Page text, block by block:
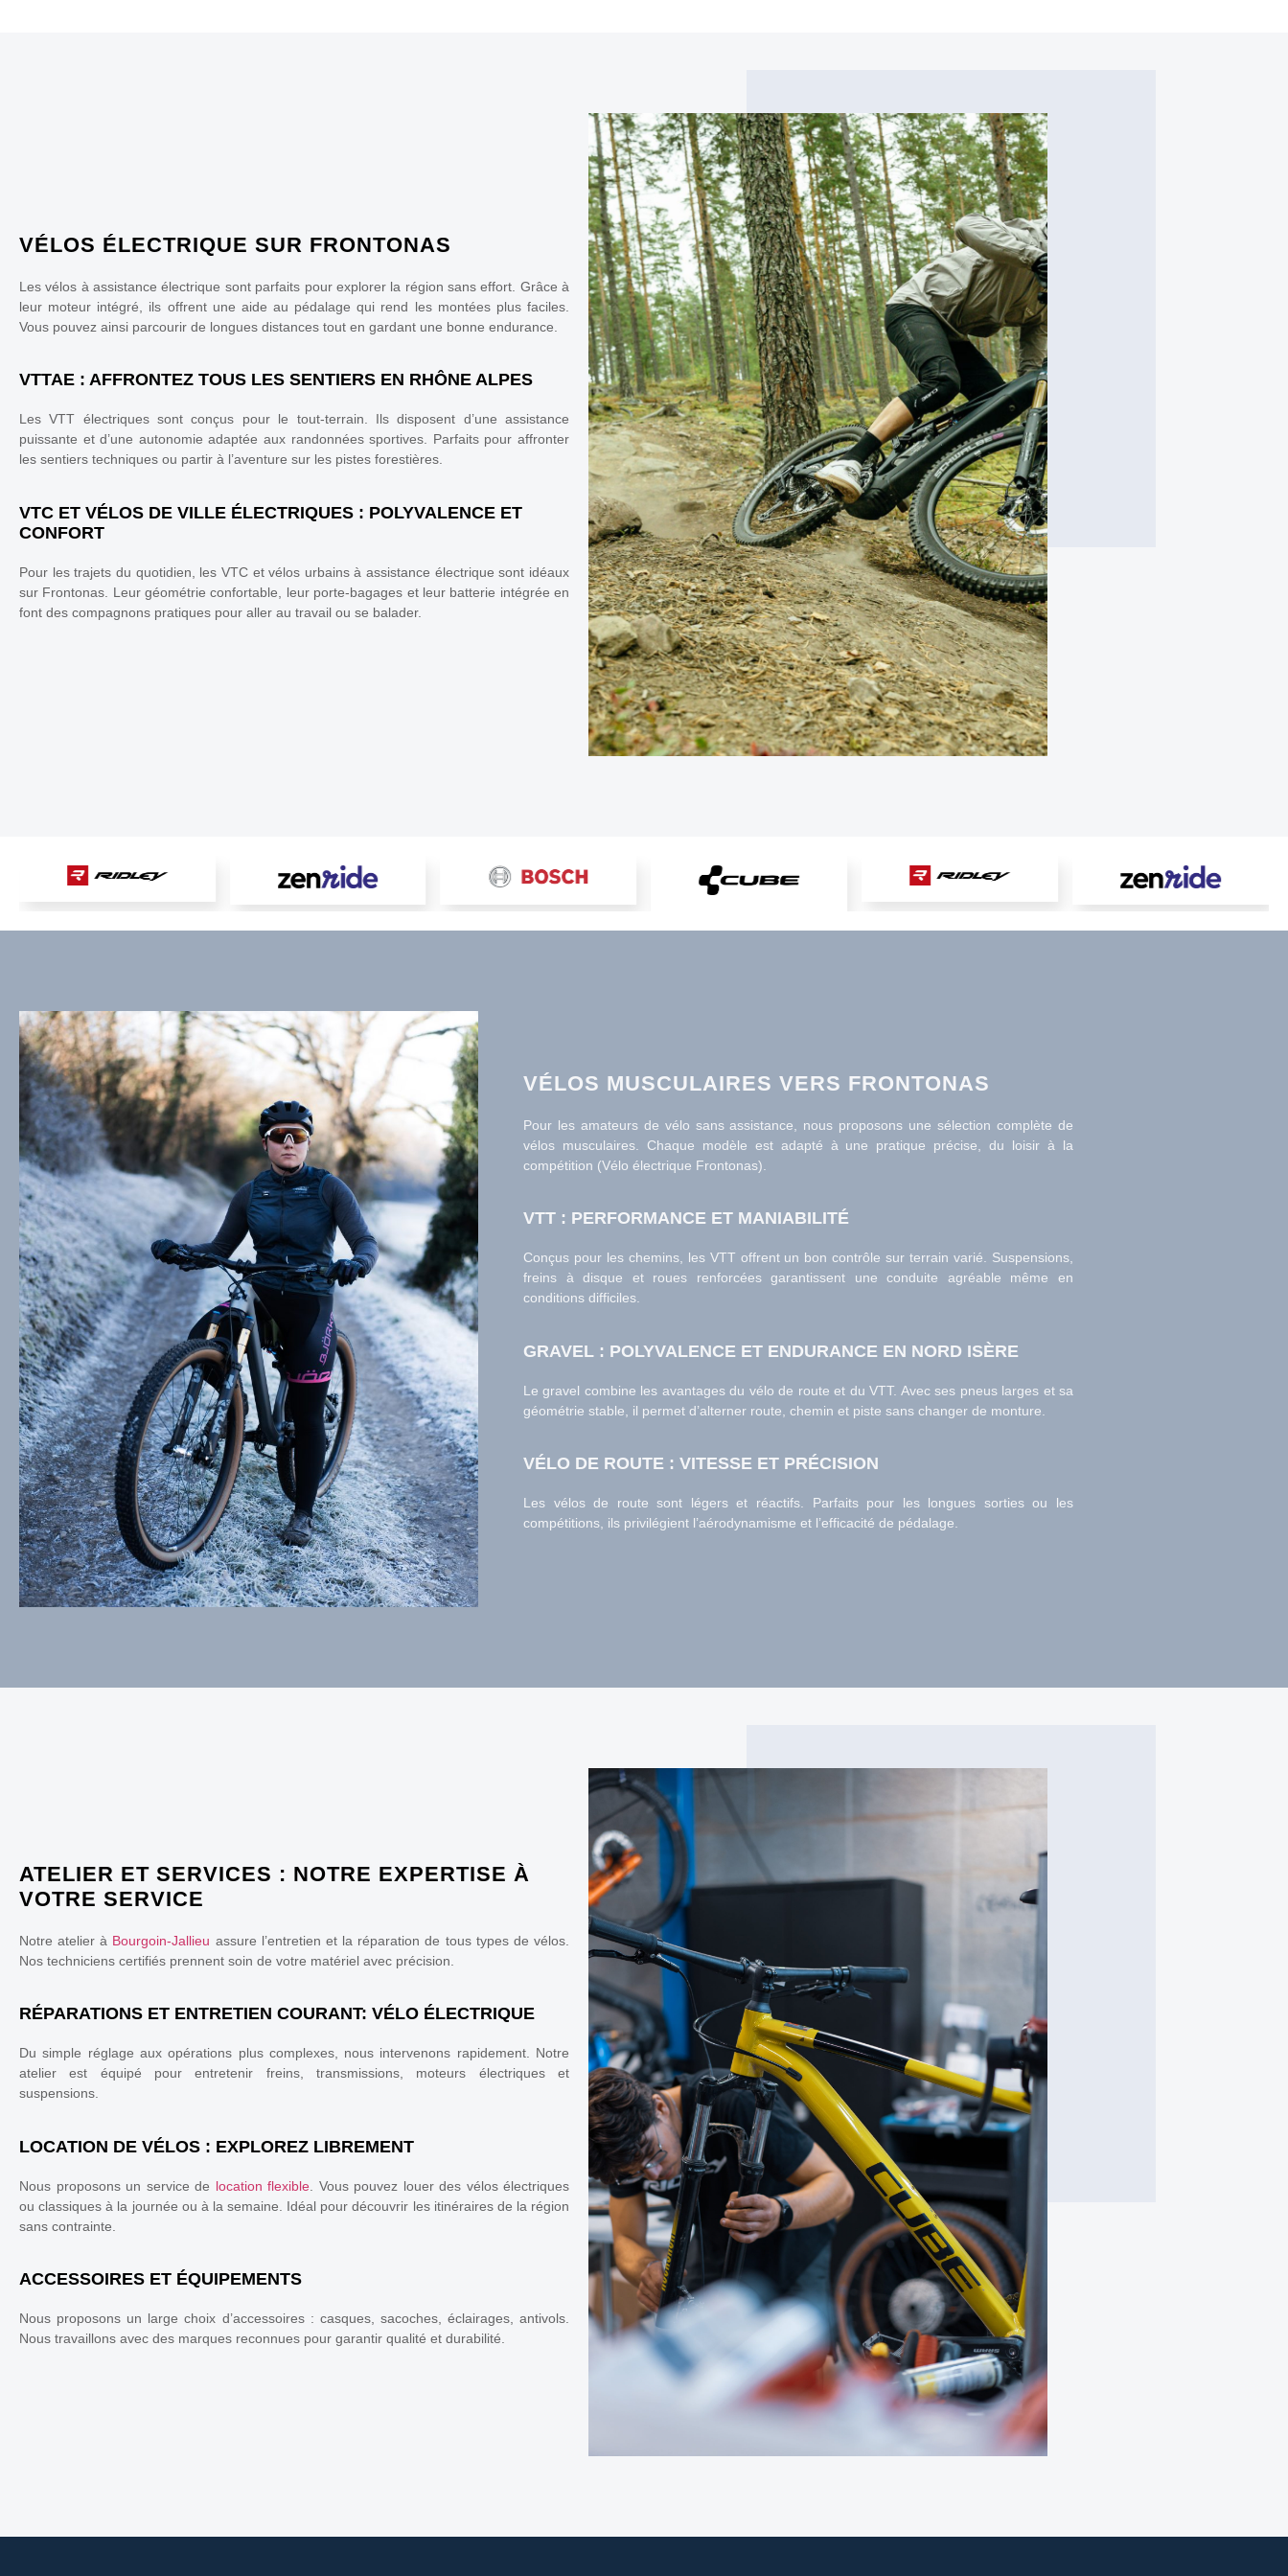
VÉLOS ÉLECTRIQUE SUR FRONTONAS
Les vélos à assistance électrique sont parfaits pour explorer la région sans effort. Grâce à
leur moteur intégré, ils offrent une aide au pédalage qui rend les montées plus faciles.
Vous pouvez ainsi parcourir de longues distances tout en gardant une bonne endurance.
VTTAE : AFFRONTEZ TOUS LES SENTIERS EN RHÔNE ALPES
Les VTT électriques sont conçus pour le tout-terrain. Ils disposent d’une assistance
puissante et d’une autonomie adaptée aux randonnées sportives. Parfaits pour affronter
les sentiers techniques ou partir à l’aventure sur les pistes forestières.
VTC ET VÉLOS DE VILLE ÉLECTRIQUES : POLYVALENCE ET
CONFORT
Pour les trajets du quotidien, les VTC et vélos urbains à assistance électrique sont idéaux
sur Frontonas. Leur géométrie confortable, leur porte-bagages et leur batterie intégrée en
font des compagnons pratiques pour aller au travail ou se balader.
VÉLOS MUSCULAIRES VERS FRONTONAS
Pour les amateurs de vélo sans assistance, nous proposons une sélection complète de
vélos musculaires. Chaque modèle est adapté à une pratique précise, du loisir à la
compétition (Vélo électrique Frontonas).
VTT : PERFORMANCE ET MANIABILITÉ
Conçus pour les chemins, les VTT offrent un bon contrôle sur terrain varié. Suspensions,
freins à disque et roues renforcées garantissent une conduite agréable même en
conditions difficiles.
GRAVEL : POLYVALENCE ET ENDURANCE EN NORD ISÈRE
Le gravel combine les avantages du vélo de route et du VTT. Avec ses pneus larges et sa
géométrie stable, il permet d’alterner route, chemin et piste sans changer de monture.
VÉLO DE ROUTE : VITESSE ET PRÉCISION
Les vélos de route sont légers et réactifs. Parfaits pour les longues sorties ou les
compétitions, ils privilégient l’aérodynamisme et l’efficacité de pédalage.
ATELIER ET SERVICES : NOTRE EXPERTISE À
VOTRE SERVICE
Notre atelier à Bourgoin-Jallieu assure l’entretien et la réparation de tous types de vélos.
Nos techniciens certifiés prennent soin de votre matériel avec précision.
RÉPARATIONS ET ENTRETIEN COURANT: VÉLO ÉLECTRIQUE
Du simple réglage aux opérations plus complexes, nous intervenons rapidement. Notre
atelier est équipé pour entretenir freins, transmissions, moteurs électriques et
suspensions.
LOCATION DE VÉLOS : EXPLOREZ LIBREMENT
Nous proposons un service de location flexible . Vous pouvez louer des vélos électriques
ou classiques à la journée ou à la semaine. Idéal pour découvrir les itinéraires de la région
sans contrainte.
ACCESSOIRES ET ÉQUIPEMENTS
Nous proposons un large choix d’accessoires : casques, sacoches, éclairages, antivols.
Nous travaillons avec des marques reconnues pour garantir qualité et durabilité.